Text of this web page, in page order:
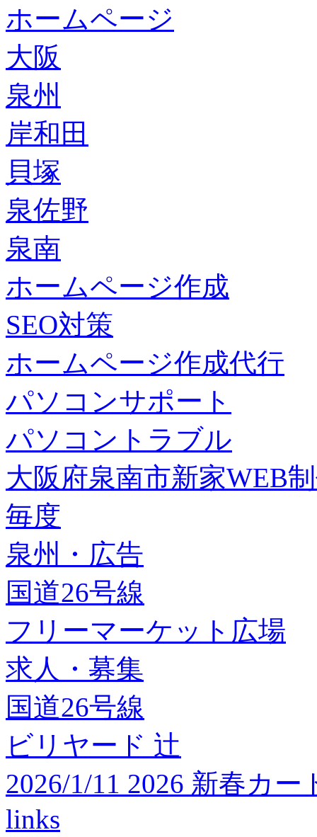
ホームページ
大阪
泉州
岸和田
貝塚
泉佐野
泉南
ホームページ作成
SEO対策
ホームページ作成代行
パソコンサポート
パソコントラブル
大阪府泉南市新家WEB
毎度
泉州・広告
国道26号線
フリーマーケット広場
求人・募集
国道26号線
ビリヤード 辻
2026/1/11 2026 新春カ
links